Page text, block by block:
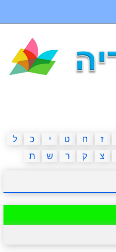
פוקימון גו מצא הבדלים
אשליות חדשות
ז ח ט י כ
ל
צ ק ר ש ת